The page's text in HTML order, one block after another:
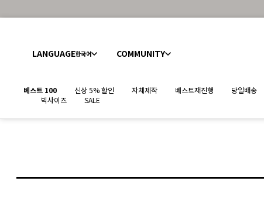
LANGUAGE한국어 COMMUNITY
베스트 100 신상 5% 할인 자체제작 베스트재진행 당일배송
빅사이즈
SALE